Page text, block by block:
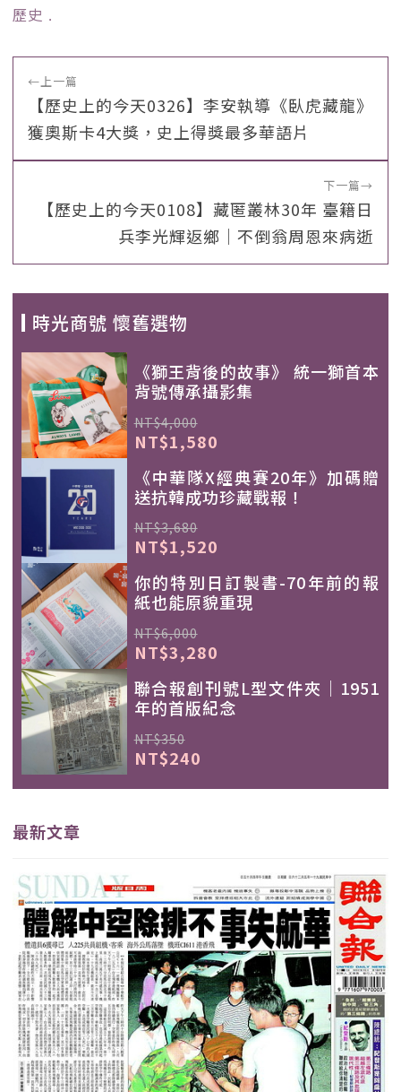
歷史 ﹒
←上一篇
【歷史上的今天0326】李安執導《臥虎藏龍》
獲奧斯卡4大獎，史上得獎最多華語片
下一篇→
【歷史上的今天0108】藏匿叢林30年 臺籍日
兵李光輝返鄉｜不倒翁周恩來病逝
時光商號 懷舊選物
《獅王背後的故事》 統一獅首本
背號傳承攝影集
NT$4,000
NT$1,580
《中華隊X經典賽20年》加碼贈
送抗韓成功珍藏戰報！
NT$3,680
NT$1,520
你的特別日訂製書-70年前的報
紙也能原貌重現
NT$6,000
NT$3,280
聯合報創刊號L型文件夾｜1951
年的首版紀念
NT$350
NT$240
最新文章